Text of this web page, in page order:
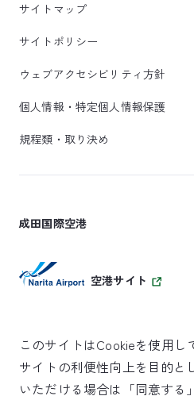
サイトマップ
サイトポリシー
ウェブアクセシビリティ方針
個人情報・特定個人情報保護
規程類・取り決め
成田国際空港
空港サイト
SKYTRAX
このサイトはCookieを使用し
サイトの利便性向上を目的と
いただける場合は「同意する